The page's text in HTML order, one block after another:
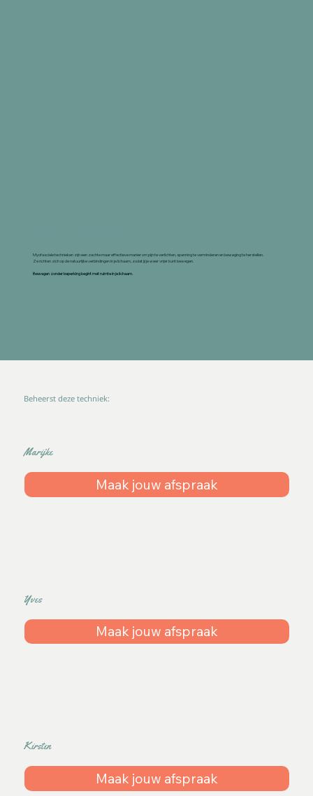
Myofasciale technieken zijn een zachte maar effectieve manier om pijn te verlichten, spanning te verminderen en beweging te herstellen.
Ze richten zich op de natuurlijke verbindingen in je lichaam, zodat jij je weer vrijer kunt bewegen.
Bewegen zonder beperking begint met ruimte in je lichaam.
Beheerst deze techniek:
Marijke
Maak jouw afspraak
Yves
Maak jouw afspraak
Kirsten
Maak jouw afspraak